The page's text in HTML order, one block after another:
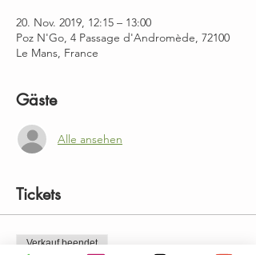
20. Nov. 2019, 12:15 – 13:00
Poz N'Go, 4 Passage d'Andromède, 72100
Le Mans, France
Gäste
Alle ansehen
Tickets
Verkauf beendet